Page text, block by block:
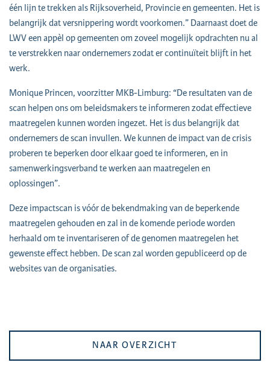
één lijn te trekken als Rijksoverheid, Provincie en gemeenten. Het is
belangrijk dat versnippering wordt voorkomen.” Daarnaast doet de
LWV een appèl op gemeenten om zoveel mogelijk opdrachten nu al
te verstrekken naar ondernemers zodat er continuïteit blijft in het
werk.
Monique Princen, voorzitter MKB-Limburg: “De resultaten van de
scan helpen ons om beleidsmakers te informeren zodat effectieve
maatregelen kunnen worden ingezet. Het is dus belangrijk dat
ondernemers de scan invullen. We kunnen de impact van de crisis
proberen te beperken door elkaar goed te informeren, en in
samenwerkingsverband te werken aan maatregelen en
oplossingen”.
Deze impactscan is vóór de bekendmaking van de beperkende
maatregelen gehouden en zal in de komende periode worden
herhaald om te inventariseren of de genomen maatregelen het
gewenste effect hebben. De scan zal worden gepubliceerd op de
websites van de organisaties.
NAAR OVERZICHT